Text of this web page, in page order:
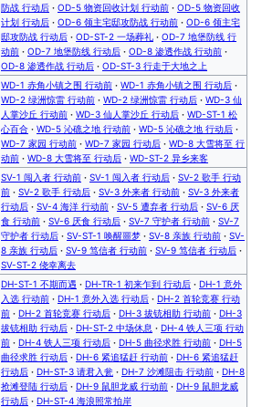
防战 行动后 · OD-5 物资回收计划 行动前 · OD-5 物资回收
计划 行动后 · OD-6 领主宅邸攻防战 行动前 · OD-6 领主宅
邸攻防战 行动后 · OD-ST-2 一场葬礼 · OD-7 地堡防线 行
动前 · OD-7 地堡防线 行动后 · OD-8 渗透作战 行动前 ·
OD-8 渗透作战 行动后 · OD-ST-3 行走于大地之上
WD-1 赤角小镇之围 行动前 · WD-1 赤角小镇之围 行动后 ·
WD-2 绿洲惊雷 行动前 · WD-2 绿洲惊雷 行动后 · WD-3 仙
人掌沙丘 行动前 · WD-3 仙人掌沙丘 行动后 · WD-ST-1 松
心百合 · WD-5 沁礁之地 行动前 · WD-5 沁礁之地 行动后 ·
WD-7 家园 行动前 · WD-7 家园 行动后 · WD-8 大雪将至 行
动前 · WD-8 大雪将至 行动后 · WD-ST-2 异乡来客
SV-1 闯入者 行动前 · SV-1 闯入者 行动后 · SV-2 歌手 行动
前 · SV-2 歌手 行动后 · SV-3 外来者 行动前 · SV-3 外来者
行动后 · SV-4 海洋 行动前 · SV-5 遭弃者 行动后 · SV-6 厌
食 行动前 · SV-6 厌食 行动后 · SV-7 守护者 行动前 · SV-7
守护者 行动后 · SV-ST-1 唤醒噩梦 · SV-8 亲族 行动前 · SV-
8 亲族 行动后 · SV-9 笃信者 行动前 · SV-9 笃信者 行动后 ·
SV-ST-2 侥幸离去
DH-ST-1 不期而遇 · DH-TR-1 初来乍到 行动后 · DH-1 意外
入选 行动前 · DH-1 意外入选 行动后 · DH-2 首轮竞赛 行动
前 · DH-2 首轮竞赛 行动后 · DH-3 拔铳相助 行动前 · DH-3
拔铳相助 行动后 · DH-ST-2 中场休息 · DH-4 铁人三项 行动
前 · DH-4 铁人三项 行动后 · DH-5 曲径求胜 行动前 · DH-5
曲径求胜 行动后 · DH-6 紧追猛赶 行动前 · DH-6 紧追猛赶
行动后 · DH-ST-3 请君入瓮 · DH-7 沙滩阻击 行动前 · DH-8
抢滩登陆 行动后 · DH-9 鼠胆龙威 行动前 · DH-9 鼠胆龙威
行动后 · DH-ST-4 海浪照常拍岸